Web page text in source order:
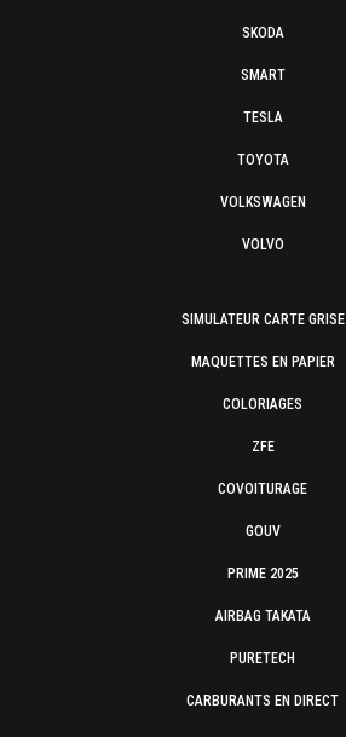
SKODA
SMART
TESLA
TOYOTA
VOLKSWAGEN
VOLVO
SIMULATEUR CARTE GRISE
MAQUETTES EN PAPIER
COLORIAGES
ZFE
COVOITURAGE
GOUV
PRIME 2025
AIRBAG TAKATA
PURETECH
CARBURANTS EN DIRECT